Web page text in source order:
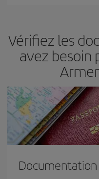
billets, plus vous bénéficiez
restant flexible sur les dates
recherche, vous pourrez
Vérifiez les
avez besoin